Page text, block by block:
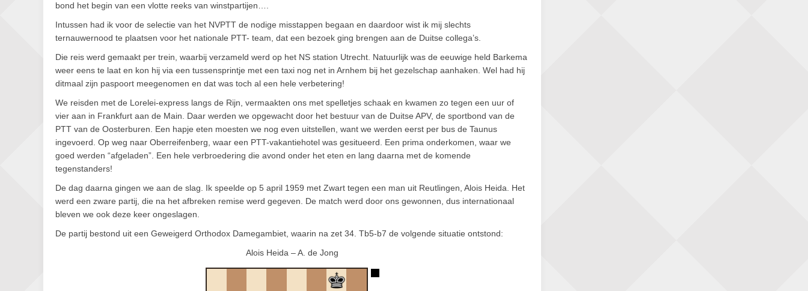
bond het begin van een vlotte reeks van winstpartijen….
Intussen had ik voor de selectie van het NVPTT de nodige misstappen begaan en daardoor wist ik mij slechts
ternauwernood te plaatsen voor het nationale PTT- team, dat een bezoek ging brengen aan de Duitse collega’s.
Die reis werd gemaakt per trein, waarbij verzameld werd op het NS station Utrecht. Natuurlijk was de eeuwige held Barkema
weer eens te laat en kon hij via een tussensprintje met een taxi nog net in Arnhem bij het gezelschap aanhaken. Wel had hij
ditmaal zijn paspoort meegenomen en dat was toch al een hele verbetering!
We reisden met de Lorelei-express langs de Rijn, vermaakten ons met spelletjes schaak en kwamen zo tegen een uur of
vier aan in Frankfurt aan de Main. Daar werden we opgewacht door het bestuur van de Duitse APV, de sportbond van de
PTT van de Oosterburen. Een hapje eten moesten we nog even uitstellen, want we werden eerst per bus de Taunus
ingevoerd. Op weg naar Oberreifenberg, waar een PTT-vakantiehotel was gesitueerd. Een prima onderkomen, waar we
goed werden “afgeladen”. Een hele verbroedering die avond onder het eten en lang daarna met de komende
tegenstanders!
De dag daarna gingen we aan de slag. Ik speelde op 5 april 1959 met Zwart tegen een man uit Reutlingen, Alois Heida. Het
werd een zware partij, die na het afbreken remise werd gegeven. De match werd door ons gewonnen, dus internationaal
bleven we ook deze keer ongeslagen.
De partij bestond uit een Geweigerd Orthodox Damegambiet, waarin na zet 34. Tb5-b7 de volgende situatie ontstond:
Alois Heida – A. de Jong